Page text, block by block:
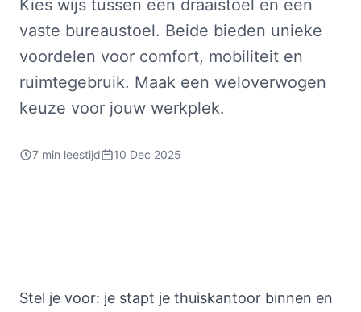
Kies wijs tussen een draaistoel en een
vaste bureaustoel. Beide bieden unieke
voordelen voor comfort, mobiliteit en
ruimtegebruik. Maak een weloverwogen
keuze voor jouw werkplek.
7 min leestijd 10 Dec 2025
Stel je voor: je stapt je thuiskantoor binnen en